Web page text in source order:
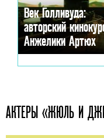
Век Голливуда:
авторский
Анжелики Артюх
АКТЕРЫ «ЖЮЛЬ И